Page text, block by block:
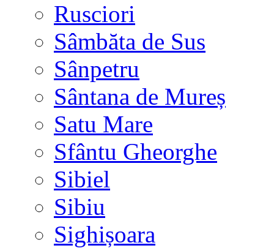
Rusciori
Sâmbăta de Sus
Sânpetru
Sântana de Mureș
Satu Mare
Sfântu Gheorghe
Sibiel
Sibiu
Sighișoara